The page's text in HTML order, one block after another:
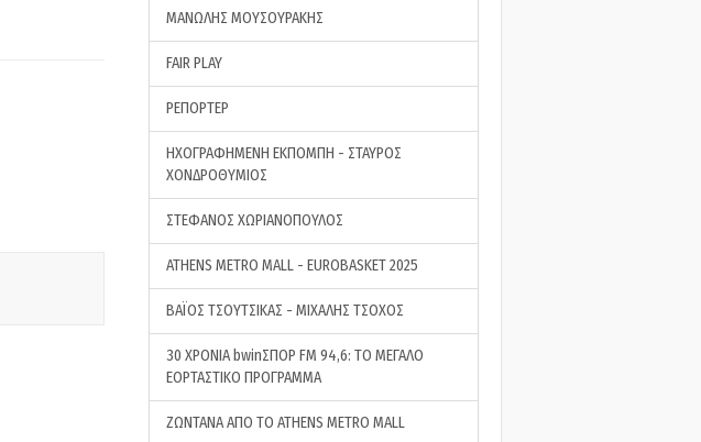
ΜΑΝΩΛΗΣ ΜΟΥΣΟΥΡΑΚΗΣ
FAIR PLAY
ΡΕΠΟΡΤΕΡ
ΗΧΟΓΡΑΦΗΜΕΝΗ ΕΚΠΟΜΠΗ - ΣΤΑΥΡΟΣ
ΧΟΝΔΡΟΘΥΜΙΟΣ
ΣΤΕΦΑΝΟΣ ΧΩΡΙΑΝΟΠΟΥΛΟΣ
ATHENS METRO MALL - EUROBASKET 2025
ΒΑΪΟΣ ΤΣΟΥΤΣΙΚΑΣ - ΜΙΧΑΛΗΣ ΤΣΟΧΟΣ
30 ΧΡΟΝΙΑ bwinΣΠΟΡ FM 94,6: ΤΟ ΜΕΓΑΛΟ
ΕΟΡΤΑΣΤΙΚΟ ΠΡΟΓΡΑΜΜΑ
ΖΩΝΤΑΝΑ ΑΠΟ ΤΟ ATHENS METRO MALL